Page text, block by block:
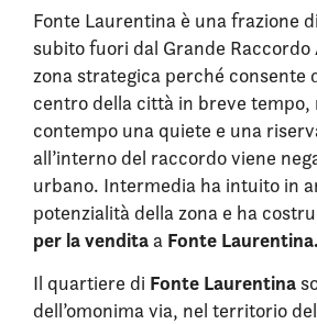
Fonte Laurentina è una frazione
subito fuori dal Grande Raccordo
zona strategica perché consente
centro della città in breve tempo,
contempo una quiete e una
all’interno del raccordo viene
urbano. Intermedia ha intuito in
potenzialità della zona e ha
per la venditaa Fonte Laurentina.
Il quartiere di Fonte Laurentina
dell’omonima via, nel territorio